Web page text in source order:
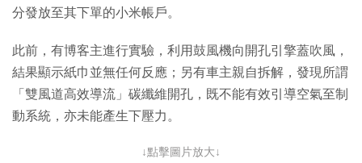
分發放至其下單的小米帳戶。
此前，有博客主進行實驗，利用鼓風機向開孔引擎蓋吹風，
結果顯示紙巾並無任何反應；另有車主親自拆解，發現所謂
「雙風道高效導流」碳纖維開孔，既不能有效引導空氣至制
動系統，亦未能產生下壓力。
↓點擊圖片放大↓